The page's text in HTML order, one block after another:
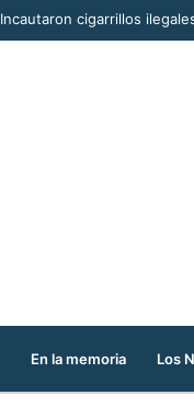
Incautaron cigarrillos
En la memoria Los